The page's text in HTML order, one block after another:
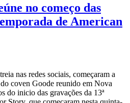
no começo das
de American
nas redes sociais, começaram a
coven Goode reunido em Nova
do inicio das gravações da 13ª